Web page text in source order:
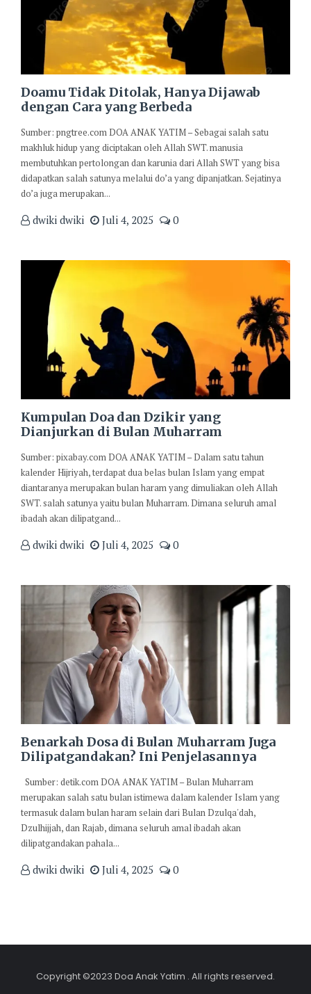
Doamu Tidak Ditolak, Hanya Dijawab
dengan Cara yang Berbeda
Sumber: pngtree.com DOA ANAK YATIM – Sebagai salah satu
makhluk hidup yang diciptakan oleh Allah SWT. manusia
membutuhkan pertolongan dan karunia dari Allah SWT yang bisa
didapatkan salah satunya melalui do’a yang dipanjatkan. Sejatinya
do’a juga merupakan...
dwiki dwiki Juli 4, 2025 0
Kumpulan Doa dan Dzikir yang
Dianjurkan di Bulan Muharram
Sumber: pixabay.com DOA ANAK YATIM – Dalam satu tahun
kalender Hijriyah, terdapat dua belas bulan Islam yang empat
diantaranya merupakan bulan haram yang dimuliakan oleh Allah
SWT. salah satunya yaitu bulan Muharram. Dimana seluruh amal
ibadah akan dilipatgand...
dwiki dwiki Juli 4, 2025 0
Benarkah Dosa di Bulan Muharram Juga
Dilipatgandakan? Ini Penjelasannya
Sumber: detik.com DOA ANAK YATIM – Bulan Muharram
merupakan salah satu bulan istimewa dalam kalender Islam yang
termasuk dalam bulan haram selain dari Bulan Dzulqa'dah,
Dzulhijjah, dan Rajab, dimana seluruh amal ibadah akan
dilipatgandakan pahala...
dwiki dwiki Juli 4, 2025 0
Copyright ©2023 Doa Anak Yatim . All rights reserved.